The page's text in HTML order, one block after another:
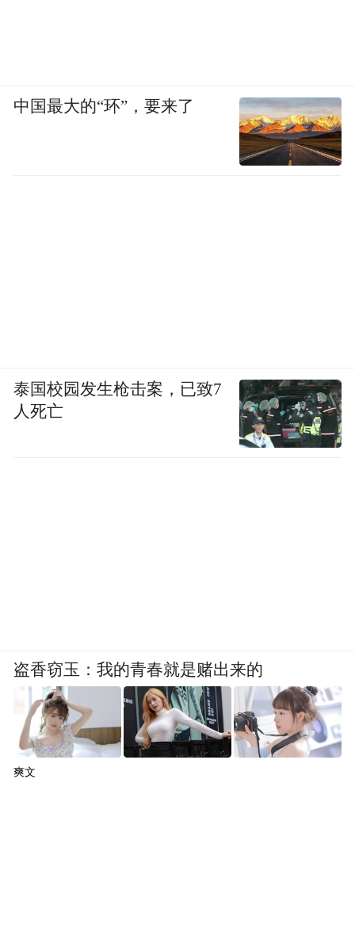
中国最大的“环”，要来了
泰国校园发生枪击案，已致7
人死亡
盗香窃玉：我的青春就是赌出来的
爽文